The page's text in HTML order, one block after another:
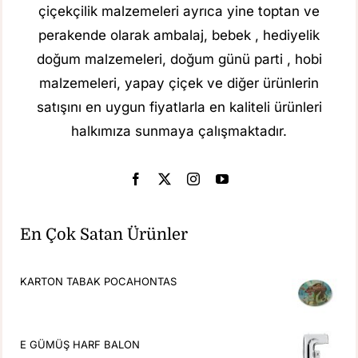
çiçekçilik malzemeleri ayrıca yine toptan ve
perakende olarak ambalaj, bebek , hediyelik
doğum malzemeleri, doğum günü parti , hobi
malzemeleri, yapay çiçek ve diğer ürünlerin
satışını en uygun fiyatlarla en kaliteli ürünleri
halkımıza sunmaya çalışmaktadır.
En Çok Satan Ürünler
KARTON TABAK POCAHONTAS
E GÜMÜŞ HARF BALON